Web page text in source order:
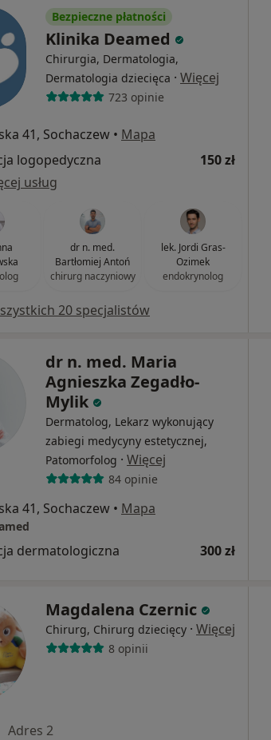
Bezpieczne płatności
Klinika Deamed
Chirurgia, Dermatologia,
Dermatologia dziecięca · Więcej
723 opinie
41, Sochaczew • Mapa
logopedyczna
150 zł
usług
dr n. med.
Bartłomiej Antoń
chirurg naczyniowy
lek. Jordi Gras-
Ozimek
endokrynolog
20 specjalistów
dr n. med. Maria
Agnieszka Zegadło-
Mylik
Dermatolog, Lekarz wykonujący
zabiegi medycyny estetycznej,
Patomorfolog · Więcej
84 opinie
41, Sochaczew • Mapa
dermatologiczna 300 zł
Magdalena Czernic
Chirurg, Chirurg dziecięcy · Więcej
8 opinii
Adres 2